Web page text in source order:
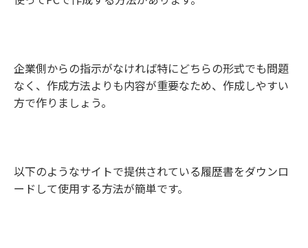
企業側からの指示がなければ特にどちらの形式でも問題
なく、作成方法よりも内容が重要なため、作成しやすい
方で作りましょう。
以下のようなサイトで提供されている履歴書をダウンロ
ードして使用する方法が簡単です。